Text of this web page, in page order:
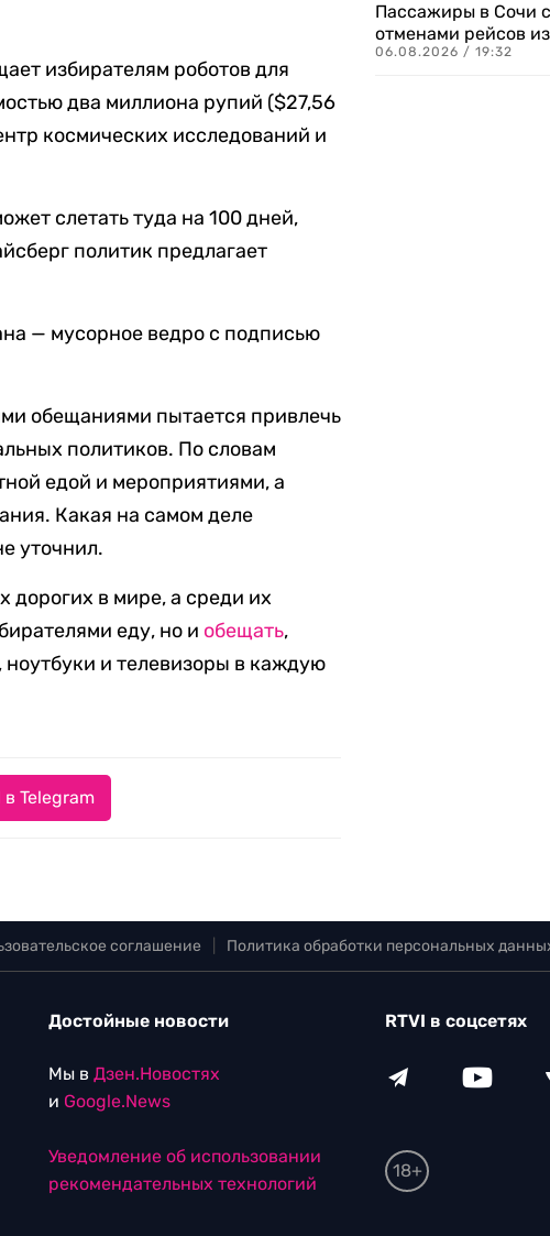
избирателям роботов для
два миллиона рупий ($27,56
космических исследований и
слетать туда на 100 дней,
политик предлагает
— мусорное ведро с подписью
обещаниями пытается привлечь
политиков. По словам
едой и мероприятиями, а
Какая на самом деле
уточнил.
в мире, а среди их
еду, но и обещать,
и телевизоры в каждую
Telegram
Пассажиры в Сочи
отменами рейсов
06.08.2026 / 19:32
соглашение Политика обработки персональных
Достойные новости
Мы в Дзен.Новостях
и Google.News
Уведомление об использовании
рекомендательных технологий
RTVI в соцсетях
18+